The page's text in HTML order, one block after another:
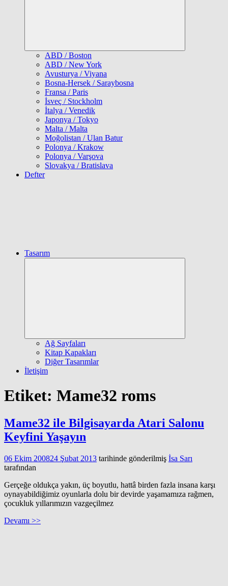
ABD / Boston
ABD / New York
Avusturya / Viyana
Bosna-Hersek / Saraybosna
Fransa / Paris
İsveç / Stockholm
İtalya / Venedik
Japonya / Tokyo
Malta / Malta
Moğolistan / Ulan Batur
Polonya / Krakow
Polonya / Varşova
Slovakya / Bratislava
Defter
Tasarım
Ağ Sayfaları
Kitap Kapakları
Diğer Tasarımlar
İletişim
Etiket: Mame32 roms
Mame32 ile Bilgisayarda Atari Salonu
Keyfini Yaşayın
06 Ekim 200824 Şubat 2013 tarihinde gönderilmiş İsa Sarı
tarafından
Gerçeğe oldukça yakın, üç boyutlu, hattâ birden fazla insana karşı
oynayabildiğimiz oyunlarla dolu bir devirde yaşamamıza rağmen,
çocukluk yıllarımızın vazgeçilmez
Devamı >>